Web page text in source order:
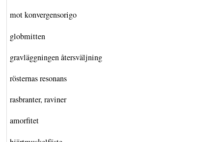
mot konvergensorigo
globmitten
gravläggningen återsväljning
rösternas resonans
rasbranter, raviner
amorfitet